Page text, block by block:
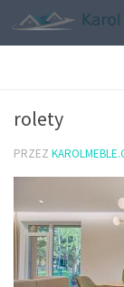
rolety
PRZEZ